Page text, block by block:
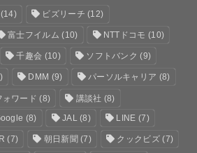
(14) ビズリーチ (12)
富士フイルム (10) NTTドコモ (10)
千趣会 (10) ソフトバンク (9)
DMM (9) パーソルキャリア (8)
ォワード (8) 講談社 (8)
(8) JAL(8) LINE (7)
(7) 朝日新聞 (7) クックビズ(7)